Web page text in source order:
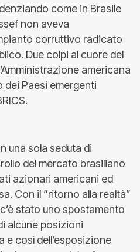
come in Brasile
non aveva
corruttivo radicato
Due colpi al cuore del
americana
Paesi emergenti
una sola seduta di
del mercato brasiliano
azionari americani ed
Con il “ritorno alla realtà”
stato uno spostamento
alcune posizioni
e così dell’esposizione